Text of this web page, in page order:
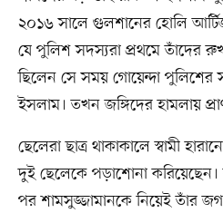
২০১৬ সালে গুলশানের হোলি
যে পুলিশ সদস্যরা প্রথমে তাঁদের
ছিলেন সে সময় গোয়েন্দা পুলিশের
ইসলাম। তখন জঙ্গিদের হামলায়
ছেলেরা ছাত্র থাকাকালে স্বামী
দুই ছেলেকে পড়াশোনা
পর শামসুজ্জামানকে নিয়েই তাঁর